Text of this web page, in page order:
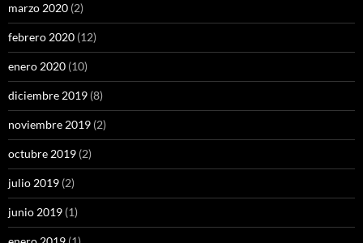
marzo 2020 (2)
febrero 2020 (12)
enero 2020 (10)
diciembre 2019 (8)
noviembre 2019 (2)
octubre 2019 (2)
julio 2019 (2)
junio 2019 (1)